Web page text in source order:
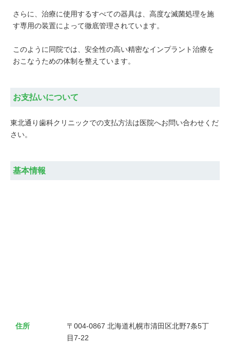
さらに、治療に使用するすべての器具は、高度な滅菌処理を施
す専用の装置によって徹底管理されています。
このように同院では、安全性の高い精密なインプラント治療を
おこなうための体制を整えています。
お支払いについて
東北通り歯科クリニックでの支払方法は医院へお問い合わせくだ
さい。
基本情報
住所
〒004-0867 北海道札幌市清田区北野7条5丁
目7-22